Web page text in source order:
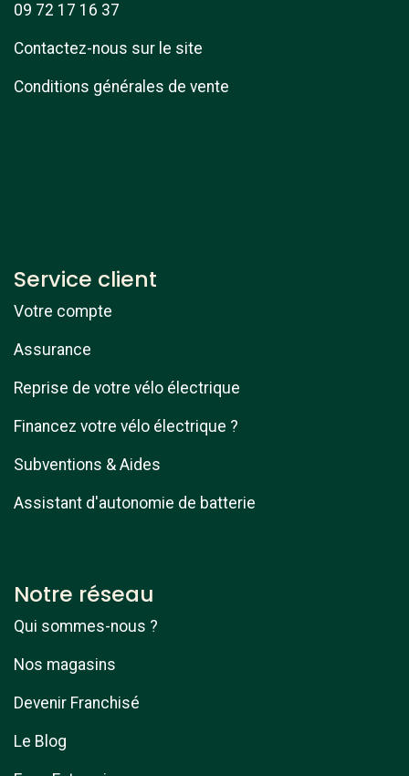
09 72 17 16 37
Contactez-nous sur le site
Conditions générales de vente
Service client
Votre compte
Assurance
Reprise de votre vélo électrique
Financez votre vélo électrique ?
Subventions & Aides
Assistant d'autonomie de batterie
Notre réseau
Qui sommes-nous ?
Nos magasins
Devenir Franchisé
Le Blog